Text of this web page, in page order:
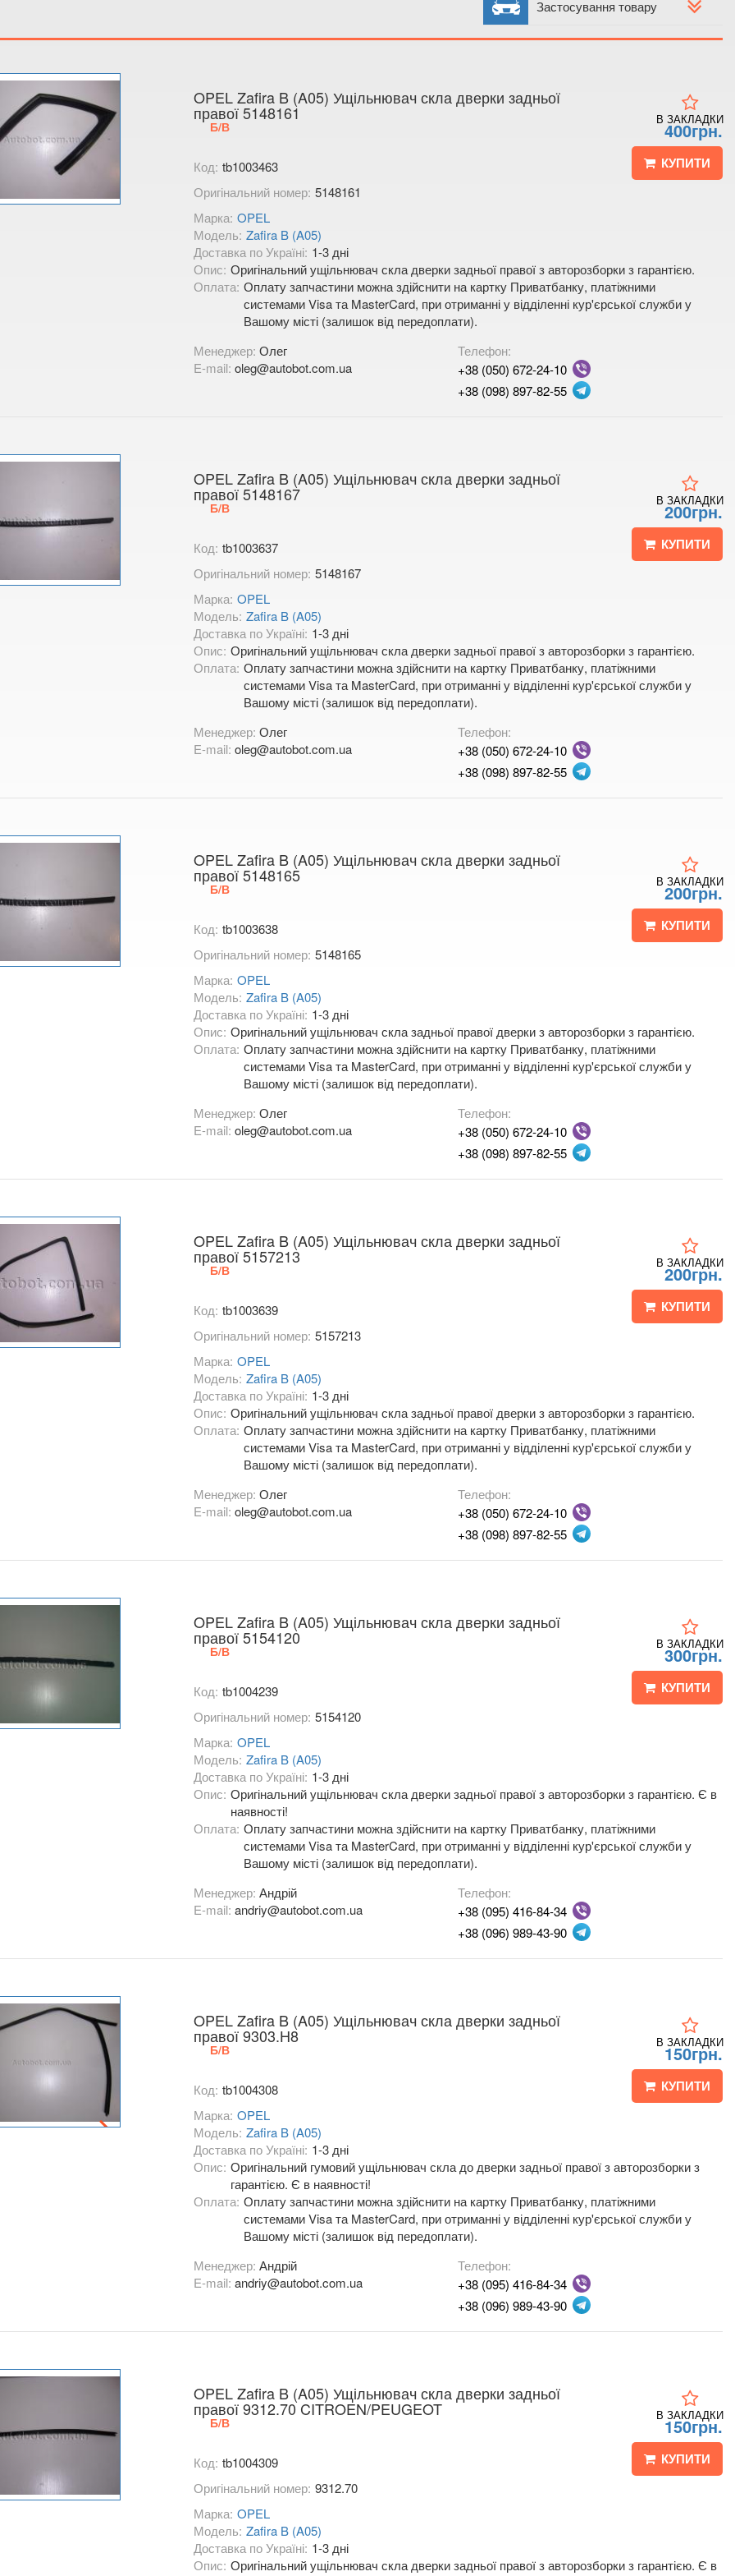
Застосування товару
OPEL Zafira B (A05) Ущільнювач скла дверки задньої
правої 5148161
Б/В 400грн.
КУПИТИ
В ЗАКЛАДКИ
Код: tb1003463
Оригінальний номер: 5148161
Марка: OPEL
Модель: Zafira B (A05)
Доставка по Україні: 1-3 дні
Опис: Оригінальний ущільнювач скла дверки задньої правої з авторозборки з гарантією.
Оплата: Оплату запчастини можна здійснити на картку Приватбанку, платіжними
системами Visa та MasterCard, при отриманні у відділенні кур'єрської служби у
Вашому місті (залишок від передоплати).
Менеджер: Олег
E-mail: oleg@autobot.com.ua
Телефон:
+38 (050) 672-24-10
+38 (098) 897-82-55
OPEL Zafira B (A05) Ущільнювач скла дверки задньої
правої 5148167
Б/В 200грн.
КУПИТИ
В ЗАКЛАДКИ
Код: tb1003637
Оригінальний номер: 5148167
Марка: OPEL
Модель: Zafira B (A05)
Доставка по Україні: 1-3 дні
Опис: Оригінальний ущільнювач скла дверки задньої правої з авторозборки з гарантією.
Оплата: Оплату запчастини можна здійснити на картку Приватбанку, платіжними
системами Visa та MasterCard, при отриманні у відділенні кур'єрської служби у
Вашому місті (залишок від передоплати).
Менеджер: Олег
E-mail: oleg@autobot.com.ua
Телефон:
+38 (050) 672-24-10
+38 (098) 897-82-55
OPEL Zafira B (A05) Ущільнювач скла дверки задньої
правої 5148165
Б/В 200грн.
КУПИТИ
В ЗАКЛАДКИ
Код: tb1003638
Оригінальний номер: 5148165
Марка: OPEL
Модель: Zafira B (A05)
Доставка по Україні: 1-3 дні
Опис: Оригінальний ущільнювач скла задньої правої дверки з авторозборки з гарантією.
Оплата: Оплату запчастини можна здійснити на картку Приватбанку, платіжними
системами Visa та MasterCard, при отриманні у відділенні кур'єрської служби у
Вашому місті (залишок від передоплати).
Менеджер: Олег
E-mail: oleg@autobot.com.ua
Телефон:
+38 (050) 672-24-10
+38 (098) 897-82-55
OPEL Zafira B (A05) Ущільнювач скла дверки задньої
правої 5157213
Б/В 200грн.
КУПИТИ
В ЗАКЛАДКИ
Код: tb1003639
Оригінальний номер: 5157213
Марка: OPEL
Модель: Zafira B (A05)
Доставка по Україні: 1-3 дні
Опис: Оригінальний ущільнювач скла задньої правої дверки з авторозборки з гарантією.
Оплата: Оплату запчастини можна здійснити на картку Приватбанку, платіжними
системами Visa та MasterCard, при отриманні у відділенні кур'єрської служби у
Вашому місті (залишок від передоплати).
Менеджер: Олег
E-mail: oleg@autobot.com.ua
Телефон:
+38 (050) 672-24-10
+38 (098) 897-82-55
OPEL Zafira B (A05) Ущільнювач скла дверки задньої
правої 5154120
Б/В 300грн.
КУПИТИ
В ЗАКЛАДКИ
Код: tb1004239
Оригінальний номер: 5154120
Марка: OPEL
Модель: Zafira B (A05)
Доставка по Україні: 1-3 дні
Опис: Оригінальний ущільнювач скла дверки задньої правої з авторозборки з гарантією. Є в
наявності!
Оплата: Оплату запчастини можна здійснити на картку Приватбанку, платіжними
системами Visa та MasterCard, при отриманні у відділенні кур'єрської служби у
Вашому місті (залишок від передоплати).
Менеджер: Андрій
E-mail: andriy@autobot.com.ua
Телефон:
+38 (095) 416-84-34
+38 (096) 989-43-90
OPEL Zafira B (A05) Ущільнювач скла дверки задньої
правої 9303.H8
Б/В 150грн.
КУПИТИ
В ЗАКЛАДКИ
Код: tb1004308
Марка: OPEL
Модель: Zafira B (A05)
Доставка по Україні: 1-3 дні
Опис: Оригінальний гумовий ущільнювач скла до дверки задньої правої з авторозборки з
гарантією. Є в наявності!
Оплата: Оплату запчастини можна здійснити на картку Приватбанку, платіжними
системами Visa та MasterCard, при отриманні у відділенні кур'єрської служби у
Вашому місті (залишок від передоплати).
Менеджер: Андрій
E-mail: andriy@autobot.com.ua
Телефон:
+38 (095) 416-84-34
+38 (096) 989-43-90
OPEL Zafira B (A05) Ущільнювач скла дверки задньої
правої 9312.70 CITROEN/PEUGEOT
Б/В 150грн.
КУПИТИ
В ЗАКЛАДКИ
Код: tb1004309
Оригінальний номер: 9312.70
Марка: OPEL
Модель: Zafira B (A05)
Доставка по Україні: 1-3 дні
Опис: Оригінальний ущільнювач скла дверки задньої правої з авторозборки з гарантією. Є в